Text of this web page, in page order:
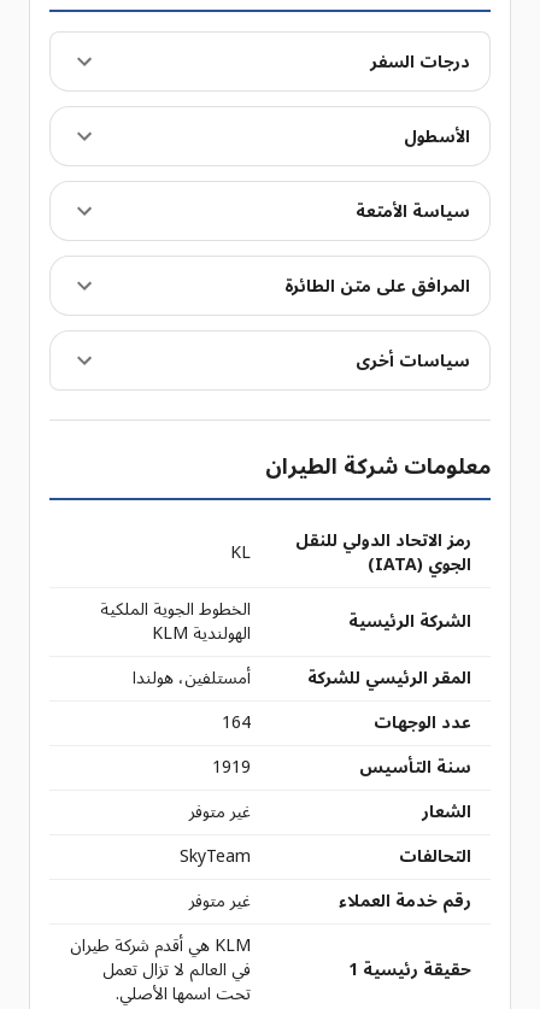
درجات السفر
الأسطول
سياسة الأمتعة
المرافق على متن الطائرة
سياسات أخرى
معلومات شركة الطيران
رمز الاتحاد الدولي للنقل
الجوي (IATA)
KL
الشركة الرئيسية
الخطوط الجوية الملكية
الهولندية KLM
المقر الرئيسي للشركة
أمستلفين، هولندا
عدد الوجهات
164
سنة التأسيس
1919
الشعار
غير متوفر
التحالفات
SkyTeam
رقم خدمة العملاء
غير متوفر
حقيقة رئيسية 1
KLM هي أقدم شركة طيران
في العالم لا تزال تعمل
تحت اسمها الأصلي.